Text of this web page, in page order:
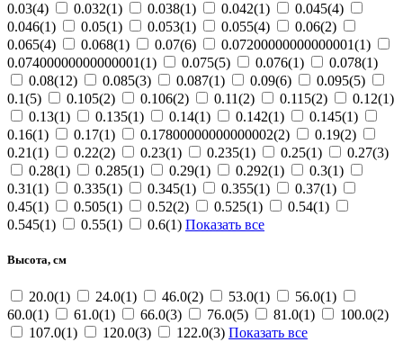
0.03(4)
0.032(1) 0.038(1) 0.042(1)
0.045(4)
0.046(1)
0.05(1) 0.053(1) 0.055(4)
0.06(2)
0.065(4)
0.068(1) 0.07(6)
0.07200000000000001(1)
0.07400000000000001(1)
0.075(5) 0.076(1)
0.078(1)
0.08(12)
0.085(3) 0.087(1) 0.09(6)
0.095(5)
0.1(5)
0.105(2) 0.106(2) 0.11(2) 0.115(2)
0.12(1)
0.13(1)
0.135(1) 0.14(1) 0.142(1)
0.145(1)
0.16(1)
0.17(1) 0.17800000000000002(2)
0.19(2)
0.21(1)
0.22(2) 0.23(1) 0.235(1) 0.25(1)
0.27(3)
0.28(1)
0.285(1) 0.29(1) 0.292(1)
0.3(1)
0.31(1)
0.335(1) 0.345(1) 0.355(1)
0.37(1)
0.45(1)
0.505(1) 0.52(2) 0.525(1)
0.54(1)
0.545(1)
0.55(1) 0.6(1) Показать все
Высота, см
20.0(1) 24.0(1) 46.0(2) 53.0(1)
56.0(1)
60.0(1)
61.0(1) 66.0(3) 76.0(5) 81.0(1)
100.0(2)
107.0(1)
120.0(3) 122.0(3) Показать все